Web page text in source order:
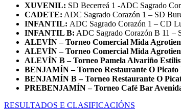
XUVENIL: SD Becerreá 1 -ADC Sagrado
CADETE: ADC Sagrado Corazón 1 – SD
INFANTIL: ADC Sagrado Corazón 1 – CD
INFANTIL B: ADC Sagrado Corazón B 11 –
ALEVÍN –Torneo Comercial Mida
ALEVÍN –Torneo Comercial Mida
ALEVÍN B –Torneo Pamela Alvariño
BENJAMÍN –Torneo Restaurante O
BENJAMÍN B –Torneo Restaurante O
PREBENJAMÍN –Torneo Café Bar
RESULTADOS E CLASIFICACIÓNS